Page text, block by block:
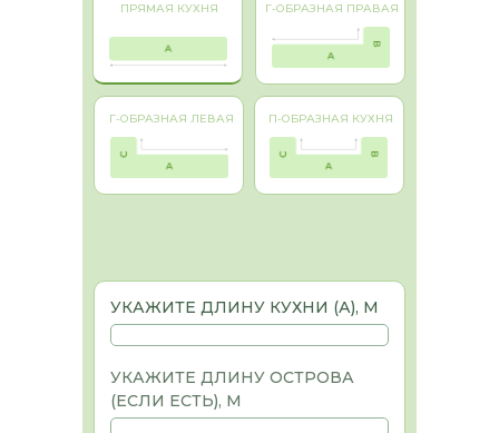
ПРЯМАЯ КУХНЯ
Г-ОБРАЗНАЯ ЛЕВАЯ
Г-ОБРАЗНАЯ ПРАВАЯ
П-ОБРАЗНАЯ КУХНЯ
УКАЖИТЕ ДЛИНУ ОСТРОВА
(ЕСЛИ ЕСТЬ), М
УКАЖИТЕ ДЛИНУ КУХНИ (А), М